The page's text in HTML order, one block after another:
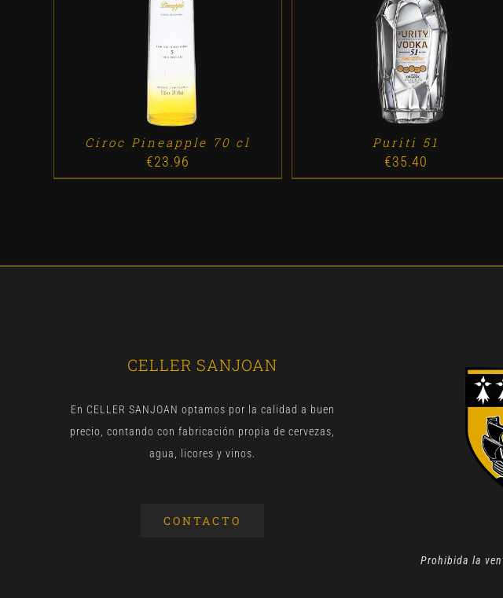
ADD TO CART / DETALLES
Ciroc Pineapple 70 cl
€23.96
ADD TO CART / DETALLES
Puriti 51
€35.40
CELLER SANJOAN
En CELLER SANJOAN optamos por la calidad a buen
precio, contando con fabricación propia de cervezas,
agua, licores y vinos.
CONTACTO
Prohibida la